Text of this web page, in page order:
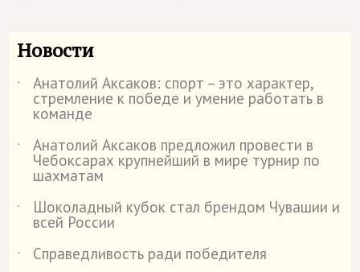
Новости
˙ Анатолий Аксаков: спорт – это характер,
стремление к победе и умение работать в
команде
˙
Анатолий Аксаков предложил провести в
Чебоксарах крупнейший в мире турнир по
шахматам
˙
Шоколадный кубок стал брендом Чувашии и
всей России
˙
Справедливость ради победителя